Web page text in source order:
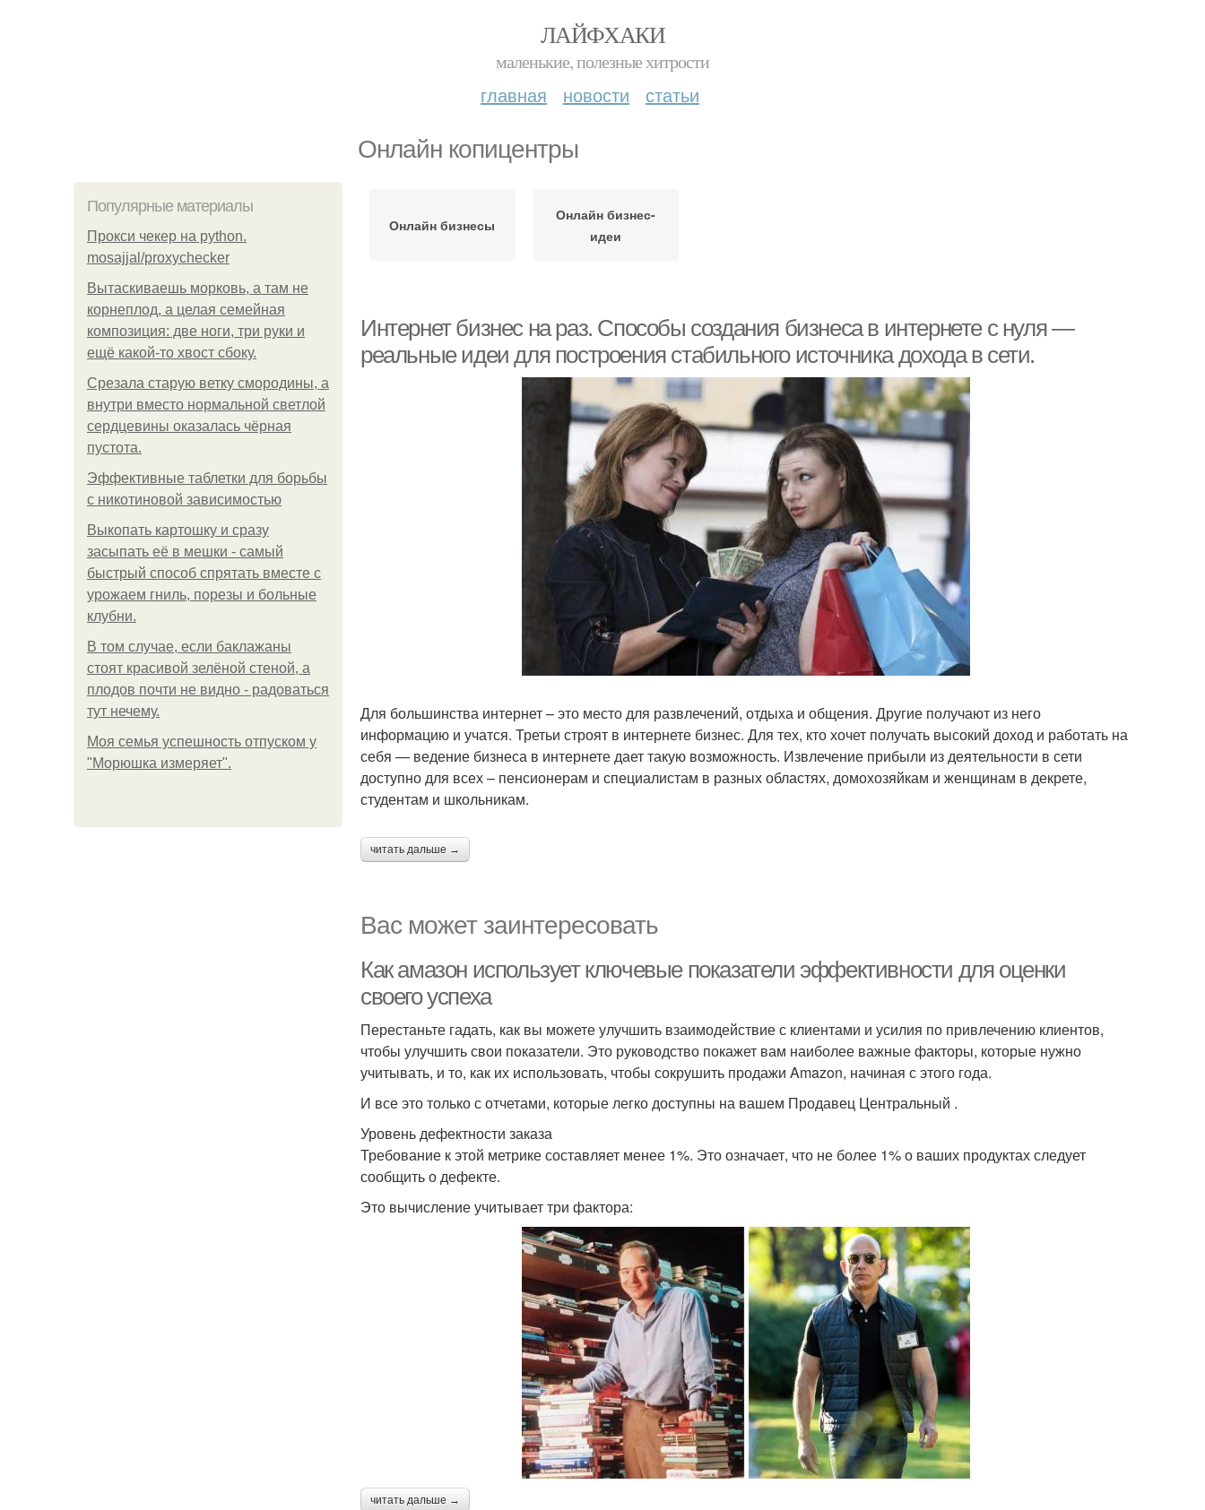
ЛАЙФХАКИ
маленькие, полезные хитрости
главная новости статьи
Онлайн копицентры
Популярные материалы
Прокси чекер на python.
mosajjal/proxychecker
Вытаскиваешь морковь, а там не
корнеплод, а целая семейная
композиция: две ноги, три руки и
ещё какой-то хвост сбоку.
Срезала старую ветку смородины, а
внутри вместо нормальной светлой
сердцевины оказалась чёрная
пустота.
Эффективные таблетки для борьбы
с никотиновой зависимостью
Выкопать картошку и сразу
засыпать её в мешки - самый
быстрый способ спрятать вместе с
урожаем гниль, порезы и больные
клубни.
В том случае, если баклажаны
стоят красивой зелёной стеной, а
плодов почти не видно - радоваться
тут нечему.
Моя семья успешность отпуском у
"Морюшка измеряет".
Онлайн бизнесы
Онлайн бизнес-
идеи
Интернет бизнес на раз. Способы создания бизнеса в интернете с нуля —
реальные идеи для построения стабильного источника дохода в сети.
Для большинства интернет – это место для развлечений, отдыха и общения. Другие получают из него
информацию и учатся. Третьи строят в интернете бизнес. Для тех, кто хочет получать высокий доход и работать на
себя — ведение бизнеса в интернете дает такую возможность. Извлечение прибыли из деятельности в сети
доступно для всех – пенсионерам и специалистам в разных областях, домохозяйкам и женщинам в декрете,
студентам и школьникам.
читать дальше →
Вас может заинтересовать
Как амазон использует ключевые показатели эффективности для оценки
своего успеха
Перестаньте гадать, как вы можете улучшить взаимодействие с клиентами и усилия по привлечению клиентов,
чтобы улучшить свои показатели. Это руководство покажет вам наиболее важные факторы, которые нужно
учитывать, и то, как их использовать, чтобы сокрушить продажи Amazon, начиная с этого года.
И все это только с отчетами, которые легко доступны на вашем Продавец Центральный .
Уровень дефектности заказа
Требование к этой метрике составляет менее 1%. Это означает, что не более 1% о ваших продуктах следует
сообщить о дефекте.
Это вычисление учитывает три фактора:
читать дальше →